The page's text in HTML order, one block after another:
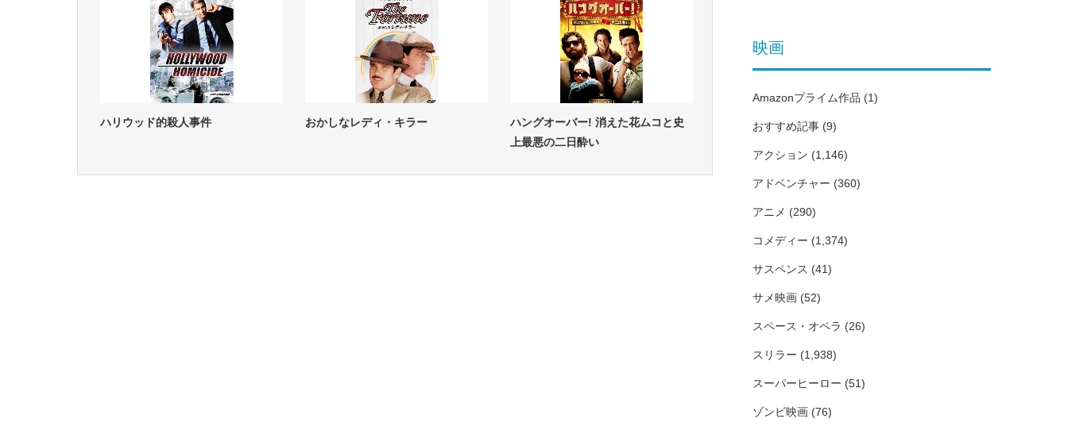
ハリウッド的殺人事件 おかしなレディ・キラー
ハングオーバー! 消えた花ムコと史
上最悪の二日酔い
映画
Amazonプライム作品 (1)
おすすめ記事 (9)
アクション (1,146)
アドベンチャー (360)
アニメ (290)
コメディー (1,374)
サスペンス (41)
サメ映画 (52)
スペース・オペラ (26)
スリラー (1,938)
スーパーヒーロー (51)
ゾンビ映画 (76)